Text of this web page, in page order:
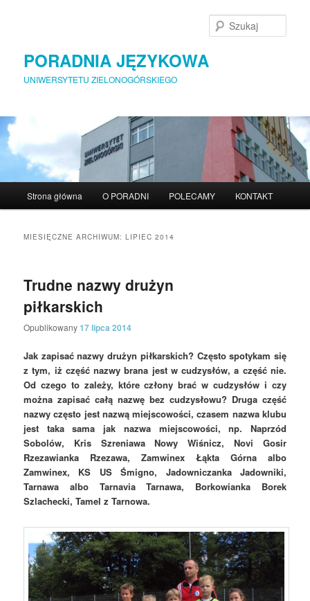
PORADNIA JĘZYKOWA
UNIWERSYTETU ZIELONOGÓRSKIEGO
Przeskocz do tekstu
Przeskocz do widgetów
Strona główna O PORADNI POLECAMY KONTAKT
MIESIĘCZNE ARCHIWUM:LIPIEC 2014
Trudne nazwy drużyn
piłkarskich
Opublikowany17 lipca 2014
Jak zapisać nazwy drużyn piłkarskich? Często spotykam się
z tym, iż część nazwy brana jest w cudzysłów, a część nie.
Od czego to zależy, które człony brać w cudzysłów i czy
można zapisać całą nazwę bez cudzysłowu? Druga część
nazwy często jest nazwą miejscowości, czasem nazwa klubu
jest taka sama jak nazwa miejscowości, np. Naprzód
Sobolów, Kris Szreniawa Nowy Wiśnicz, Novi Gosir
Rzezawianka Rzezawa, Zamwinex Łąkta Górna albo
Zamwinex, KS US Śmigno, Jadowniczanka Jadowniki,
Tarnawa albo Tarnavia Tarnawa, Borkowianka Borek
Szlachecki, Tamel z Tarnowa.